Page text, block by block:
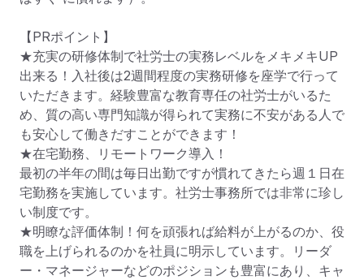
【PRポイント】
★充実の研修体制で社労士の実務レベルをメキメキUP
出来る！入社後は2週間程度の実務研修を座学で行って
いただきます。経験豊富な教育専任の社労士がいるた
め、質の高い専門知識が得られて実務に不安がある人で
も安心して働きだすことができます！
★在宅勤務、リモートワーク導入！
最初の半年の間は毎日出勤ですが慣れてきたら週１日在
宅勤務を実施しています。社労士事務所では非常に珍し
い制度です。
★明瞭な評価体制！何を頑張れば給料が上がるのか、役
職を上げられるのかを社員に明示しています。リーダ
ー・マネージャーなどのポジションも豊富にあり、キャ